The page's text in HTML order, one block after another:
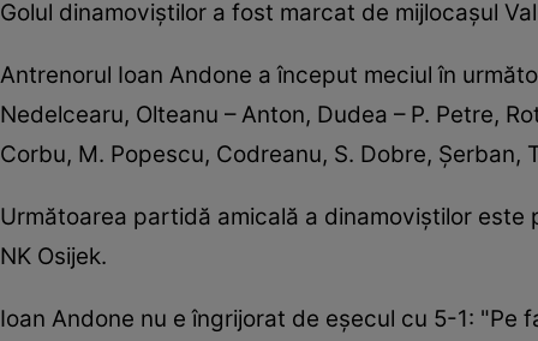
Golul dinamoviştilor a fost marcat de mijlocaşul
Antrenorul Ioan Andone a început meciul în
Nedelcearu, Olteanu – Anton, Dudea – P. Petre,
Corbu, M. Popescu, Codreanu, S. Dobre, Şerban,
Următoarea partidă amicală a dinamoviştilor
NK Osijek.
Ioan Andone nu e îngrijorat de eşecul cu 5-1: